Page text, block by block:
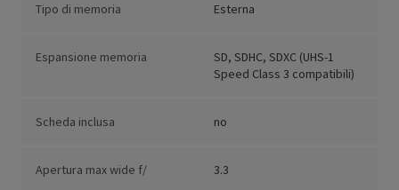
Tipo di memoria Esterna
Espansione memoria
SD, SDHC, SDXC (UHS-1
Speed Class 3 compatibili)
Scheda inclusa no
Apertura max wide f/ 3.3